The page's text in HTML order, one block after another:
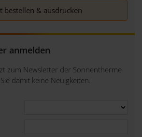
bestellen & ausdrucken
anmelden
zum Newsletter der Sonnentherme
damit keine Neuigkeiten.